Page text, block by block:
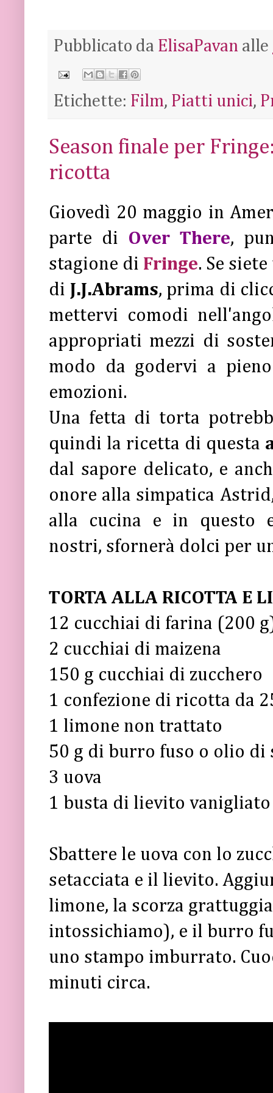
Pubblicato da ElisaPavan alle
Etichette: Film, Piatti unici,
Season finale per
ricotta
Giovedì 20 maggio in
parte di Over There,
stagione di Fringe. Se
di J.J.Abrams, prima di
mettervi comodi
appropriati mezzi di
modo da godervi a
emozioni.
Una fetta di torta
quindi la ricetta di questa
dal sapore delicato, e
onore alla simpatica
alla cucina e in questo
nostri, sfornerà dolci per
TORTA ALLA RICOTTA E
12 cucchiai di farina (200
2 cucchiai di maizena
150 g cucchiai di zucchero
1 confezione di ricotta da
1 limone non trattato
50 g di burro fuso o olio di
3 uova
1 busta di lievito vanigliato
Sbattere le uova con lo
setacciata e il lievito.
limone, la scorza
intossichiamo), e il burro
uno stampo imburrato.
minuti circa.